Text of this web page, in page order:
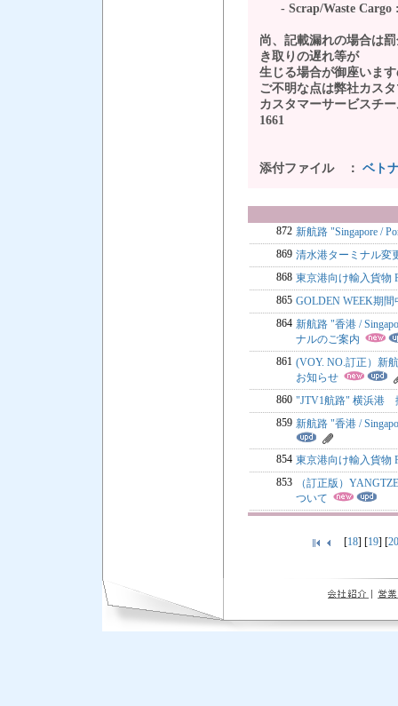
- Scrap/Waste
尚、記載漏れの場合は
き取りの遅れ等が
生じる場合が御座いま
ご不明な点は弊社カス
カスタマーサービスチ
1661
添付ファイル ：ベト
872 新航路 "Singapore /
869 清水港ターミナル変
868 東京港向け輸入貨物
865 GOLDEN WEEK期
864 新航路 "香港 /
ナルのご案内
861 (VOY. NO.訂正）新
お知らせ
860 "JTV1航路" 横浜港
859 新航路 "香港 /
854 東京港向け輸入貨物
853
（訂正版）
ついて
[18] [19] [20